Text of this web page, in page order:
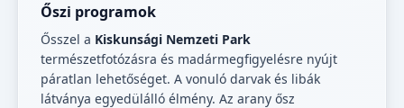
Őszi programok
Ősszel a Kiskunsági Nemzeti Park
természetfotózásra és madármegfigyelésre nyújt
páratlan lehetőséget. A vonuló darvak és libák
látványa egyedülálló élmény. Az arany ősz